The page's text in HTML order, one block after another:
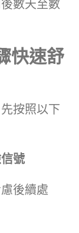
數天至數
快速舒
按照以下
號
後續處